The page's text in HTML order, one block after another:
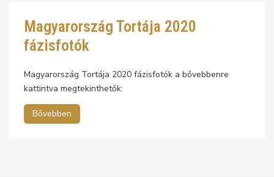
Magyarország Tortája 2020
fázisfotók
Magyarország Tortája 2020 fázisfotók a bővebbenre
kattintva megtekinthetők:
Bővebben